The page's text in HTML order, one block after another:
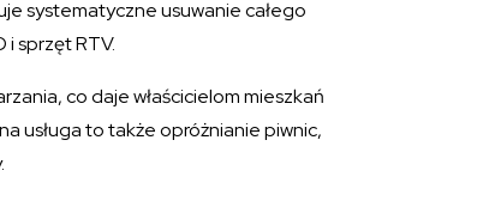
systematyczne usuwanie całego
sprzęt RTV.
co daje właścicielom mieszkań
usługa to także opróżnianie piwnic,